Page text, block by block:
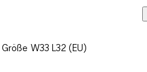
W33 L32 (EU)